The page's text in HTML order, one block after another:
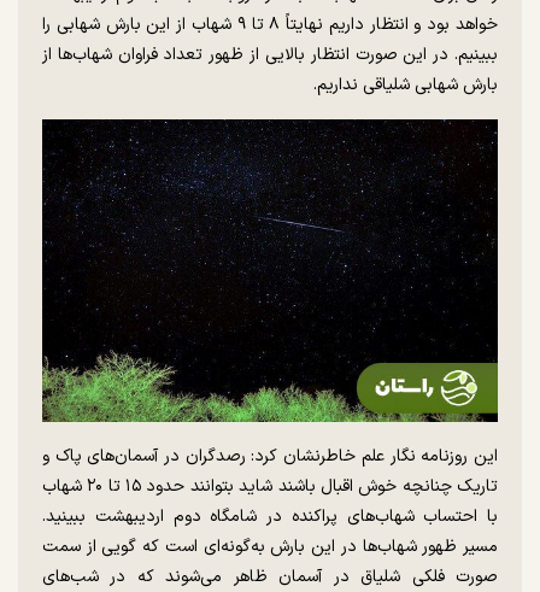
خواهد بود و انتظار داریم نهایتاً ۸ تا ۹ شهاب از این بارش شهابی را
ببینیم. در این صورت انتظار بالایی از ظهور تعداد فراوان شهاب‌ها از
بارش شهابی شلیاقی نداریم.
این روزنامه نگار علم خاطرنشان کرد: رصدگران در آسمان‌های پاک و
تاریک چنانچه خوش اقبال باشند شاید بتوانند حدود ۱۵ تا ۲۰ شهاب
با احتساب شهاب‌های پراکنده در شامگاه دوم اردیبهشت ببینید.
مسیر ظهور شهاب‌ها در این بارش به‌گونه‌ای است که گویی از سمت
صورت فلکی شلیاق در آسمان ظاهر می‌شوند که در شب‌های